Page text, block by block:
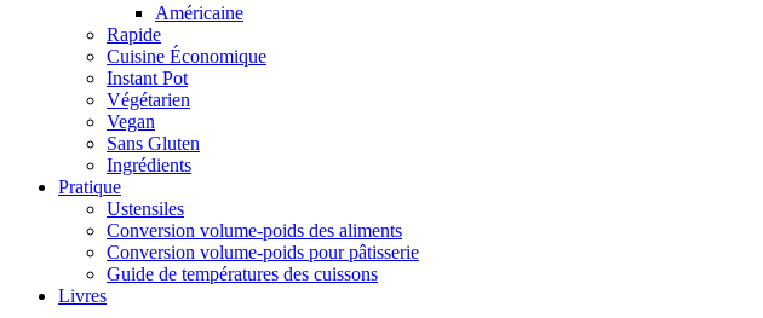
Américaine
Rapide
Cuisine Économique
Instant Pot
Végétarien
Vegan
Sans Gluten
Ingrédients
Pratique
Ustensiles
Conversion volume-poids des aliments
Conversion volume-poids pour pâtisserie
Guide de températures des cuissons
Livres